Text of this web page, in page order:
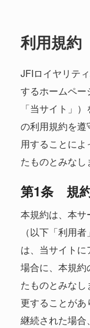
利用規約
JFIロイヤリテ
するホームペー
「当サイト」
の利用規約を遵
用することに
たものとみなし
第1条 規
本規約は、本サ
（以下「利用
は、当サイト
場合に、本規約
たものとみな
更することが
継続された場合